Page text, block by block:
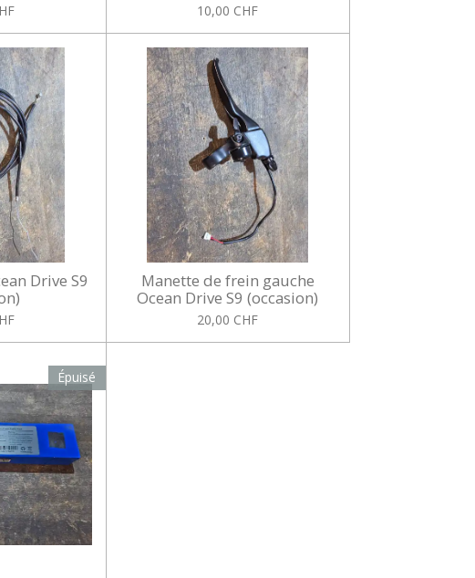
10,00 CHF
Drive S9
Manette de frein gauche
Ocean Drive S9 (occasion)
20,00 CHF
Épuisé